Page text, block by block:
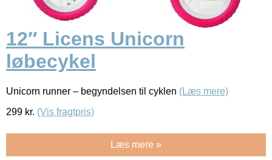
12″ Licens Unicorn
løbecykel
Unicorn runner – begyndelsen til cyklen (Læs mere)
299 kr. (Vis fragtpris)
Læs mere »